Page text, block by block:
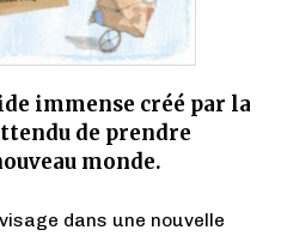
immense créé par la
de prendre
monde.
dans une nouvelle